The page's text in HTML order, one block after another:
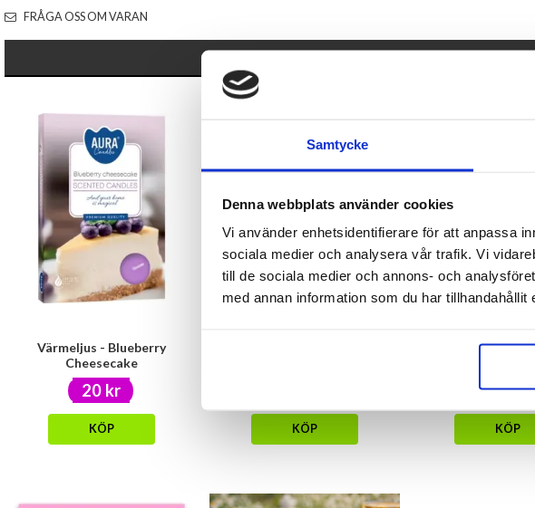
Samtycke
Denna webbplats använder cookies
Vi använder enhetsidentifierare för att anpassa
sociala medier och analysera vår trafik. Vi
till de sociala medier och annons- och
med annan information som du har
FRÅGA OSS OM VARAN
Värmeljus - Blueberry
Cheesecake
20 kr
KÖP KÖP
49 kr
KÖP